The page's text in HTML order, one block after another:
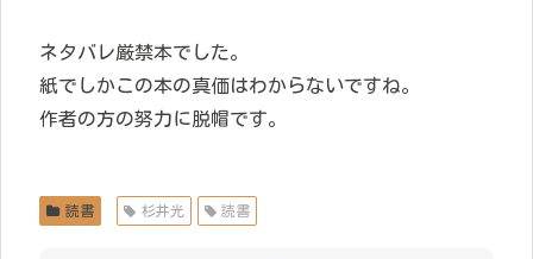
ネタバレ厳禁本でした。
紙でしかこの本の真価はわからないですね。
作者の方の努力に脱帽です。
読書 杉井光 読書